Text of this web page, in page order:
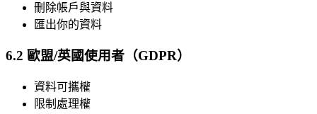
刪除帳戶與資料
匯出你的資料
6.2 歐盟/英國使用者（GDPR）
資料可攜權
限制處理權